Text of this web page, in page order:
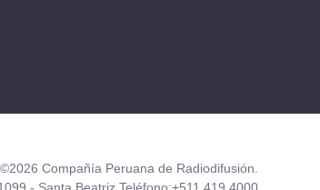
Compañía Peruana de Radiodifusión.